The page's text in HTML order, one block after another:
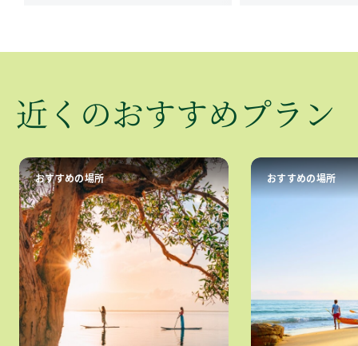
近くの​おすすめプラン
おすすめの場所 おすすめの場所